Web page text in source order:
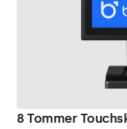
8 Tommer